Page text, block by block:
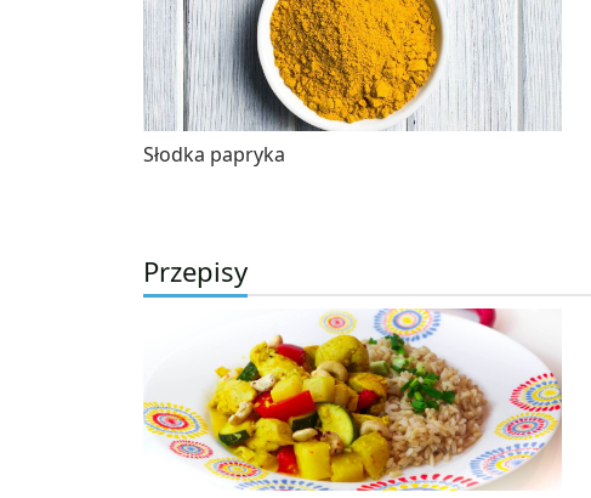
Słodka papryka
Przepisy